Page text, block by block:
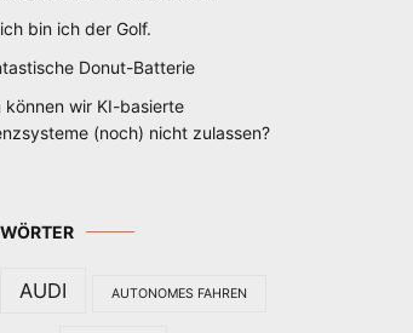
bin ich der Golf.
Donut-Batterie
können wir KI-basierte
(noch) nicht zulassen?
AUDI AUTONOMES FAHREN